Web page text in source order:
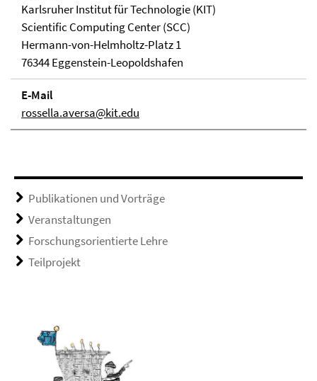
Karlsruher Institut für Technologie (KIT)
Scientific Computing Center (SCC)
Hermann-von-Helmholtz-Platz 1
76344 Eggenstein-Leopoldshafen
E-Mail
rossella.aversa@kit.edu
Publikationen und Vorträge
Veranstaltungen
Forschungsorientierte Lehre
Teilprojekt